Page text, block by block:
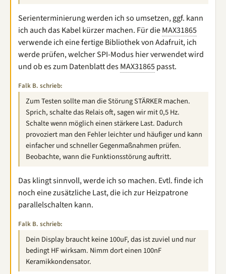
Serienterminierung werden ich so umsetzen, ggf. kann
ich auch das Kabel kürzer machen. Für dieMAX31865
verwende ich eine fertige Bibliothek von Adafruit, ich
werde prüfen, welcher SPI-Modus hier verwendet wird
und ob es zum Datenblatt desMAX31865passt.
Falk B. schrieb:
Zum Testen sollte man die Störung STÄRKER machen.
Sprich, schalte das Relais oft, sagen wir mit 0,5 Hz.
Schalte wenn möglich einen stärkere Last. Dadurch
provoziert man den Fehler leichter und häufiger und kann
einfacher und schneller Gegenmaßnahmen prüfen.
Beobachte, wann die Funktionsstörung auftritt.
Das klingt sinnvoll, werde ich so machen. Evtl. finde ich
noch eine zusätzliche Last, die ich zur Heizpatrone
parallelschalten kann.
Falk B. schrieb:
Dein Display braucht keine 100uF, das ist zuviel und nur
bedingt HF wirksam. Nimm dort einen 100nF
Keramikkondensator.